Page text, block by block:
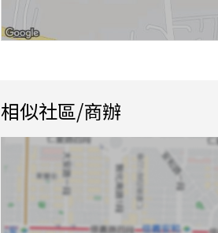
相似社區/商辦